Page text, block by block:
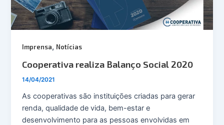
Imprensa, Notícias
Cooperativa realiza Balanço Social 2020
14/04/2021
As cooperativas são instituições criadas para gerar
renda, qualidade de vida, bem-estar e
desenvolvimento para as pessoas envolvidas em